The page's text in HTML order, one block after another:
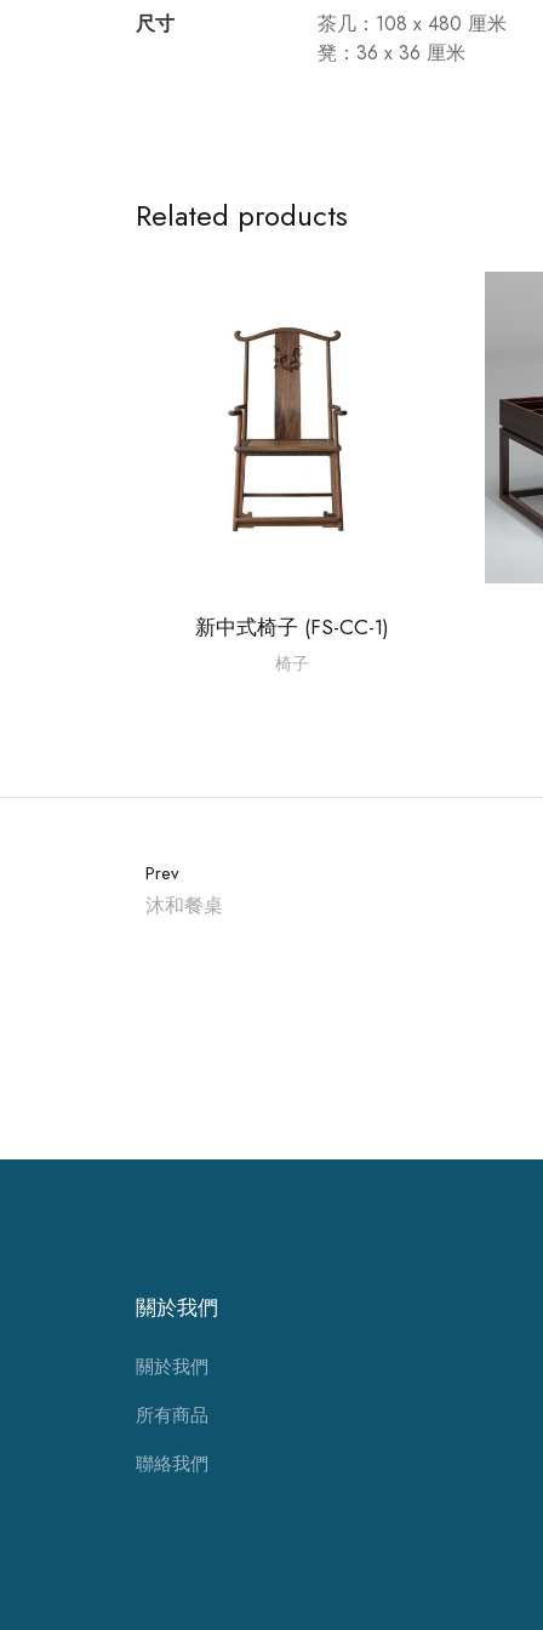
尺寸
茶几：108 x 480 厘米
凳：36 x 36 厘米
Related products
新中式椅子 (FS-CC-1)
椅子
Prev
沐和餐桌
關於我們
關於我們
所有商品
聯絡我們